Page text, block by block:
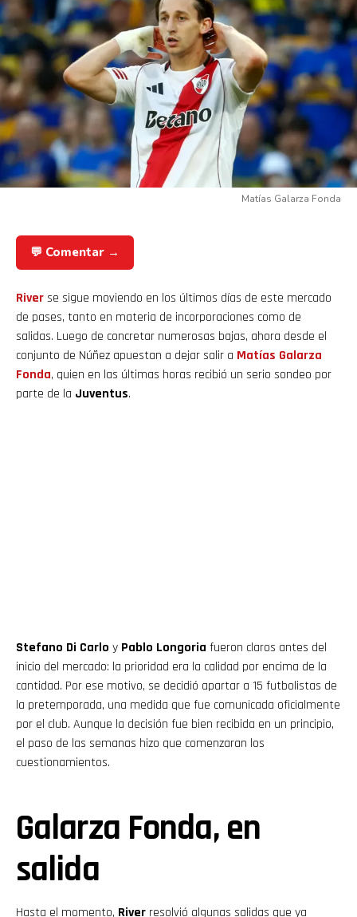
Matías Galarza Fonda
💬 Comentar →
Riverse sigue moviendo en los últimos días de este mercado
de pases, tanto en materia de incorporaciones como de
salidas. Luego de concretar numerosas bajas, ahora desde el
conjunto de Núñez apuestan a dejar salir a Matías Galarza
Fonda, quien en las últimas horas recibió un serio sondeo por
parte de la Juventus.
Stefano Di Carlo y Pablo Longoria fueron claros antes del
inicio del mercado: la prioridad era la calidad por encima de la
cantidad. Por ese motivo, se decidió apartar a 15 futbolistas de
la pretemporada, una medida que fue comunicada oficialmente
por el club. Aunque la decisión fue bien recibida en un principio,
el paso de las semanas hizo que comenzaran los
cuestionamientos.
Galarza Fonda, en
salida
Hasta el momento, River resolvió algunas salidas que ya